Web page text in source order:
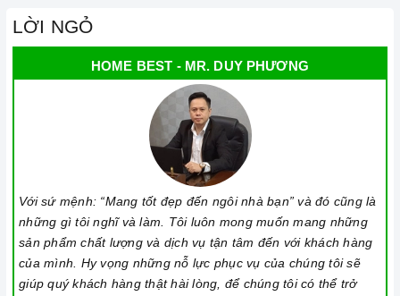
Chế độ hỗ trợ bảo hành linh hoạt:
lắp đặt, chế độ bảo hành chính hãng, hậu mãi chuyên
nghiệp, đảm bảo rằng quý khách sẽ có trải nghiệm tuyệt vời
và không gặp bất kỳ khó khăn nào trong quá trình sử dụng
Vận chuyển lắp đặt nhanh chóng:
Đội ngũ tư vấn viên,
nhân viên và kỹ thuật viên chuyên nghiệp, tận tâm sẽ đồng
hành cùng quý khách trong quá trình mua sắm và sử dụng
sản phẩm.
LỜI NGỎ
HOME BEST - MR. DUY PHƯƠNG
Với sứ mệnh: “Mang tốt đẹp đến ngôi nhà bạn” và đó cũng là
những gì tôi nghĩ và làm. Tôi luôn mong muốn mang những
sản phẩm chất lượng và dịch vụ tận tâm đến với khách hàng
của mình. Hy vọng những nỗ lực phục vụ của chúng tôi sẽ
giúp quý khách hàng thật hài lòng, để chúng tôi có thể trở